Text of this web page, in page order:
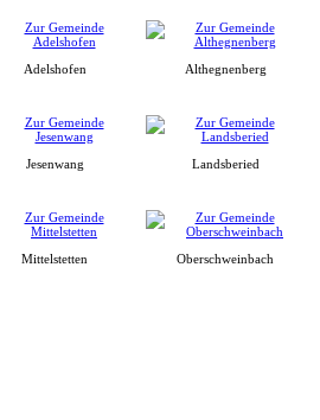
Adelshofen Althegnenberg
Jesenwang Landsberied
Mittelstetten Oberschweinbach